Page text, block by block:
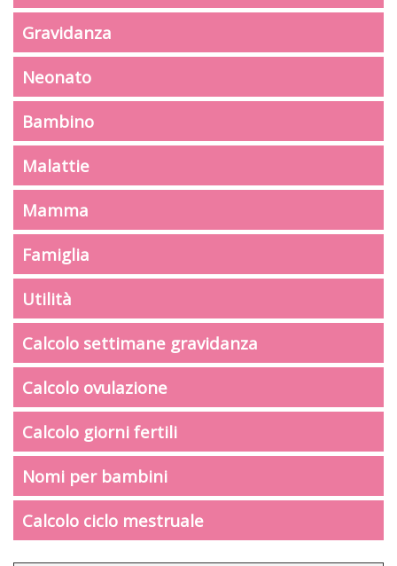
Gravidanza
Neonato
Bambino
Malattie
Mamma
Famiglia
Utilità
Calcolo settimane gravidanza
Calcolo ovulazione
Calcolo giorni fertili
Nomi per bambini
Calcolo ciclo mestruale